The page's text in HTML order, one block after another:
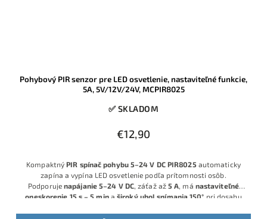
Pohybový PIR senzor pre LED osvetlenie, nastaviteľné funkcie,
5A, 5V/12V/24V, MCPIR8025
✅ SKLADOM
€12,90
KompaktnýPIR spínač pohybu 5–24 V DC PIR8025 automaticky
zapína a vypína LED osvetlenie podľa prítomnosti osôb.
Podporujenapájanie 5–24 V DC, záťaž až 5 A , má nastaviteľné
oneskorenie 15 s – 5 minaširoký uhol snímania 150° pri dosahu